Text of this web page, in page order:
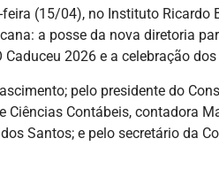
(15/04), no Instituto Ricardo
a posse da nova diretoria
2026 e a celebração
pelo presidente do
Contábeis, contadora
Santos; e pelo secretário da